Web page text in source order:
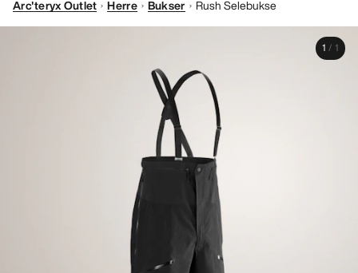
DAMER
Arc'teryx Outlet Herre Bukser Rush Selebukse
1 / 1